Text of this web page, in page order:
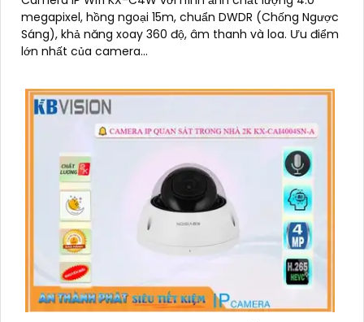
megapixel, hồng ngoại 15m, chuẩn DWDR (Chống Ngược
Sáng), khả năng xoay 360 độ, âm thanh và loa. Ưu điểm
lớn nhất của camera...